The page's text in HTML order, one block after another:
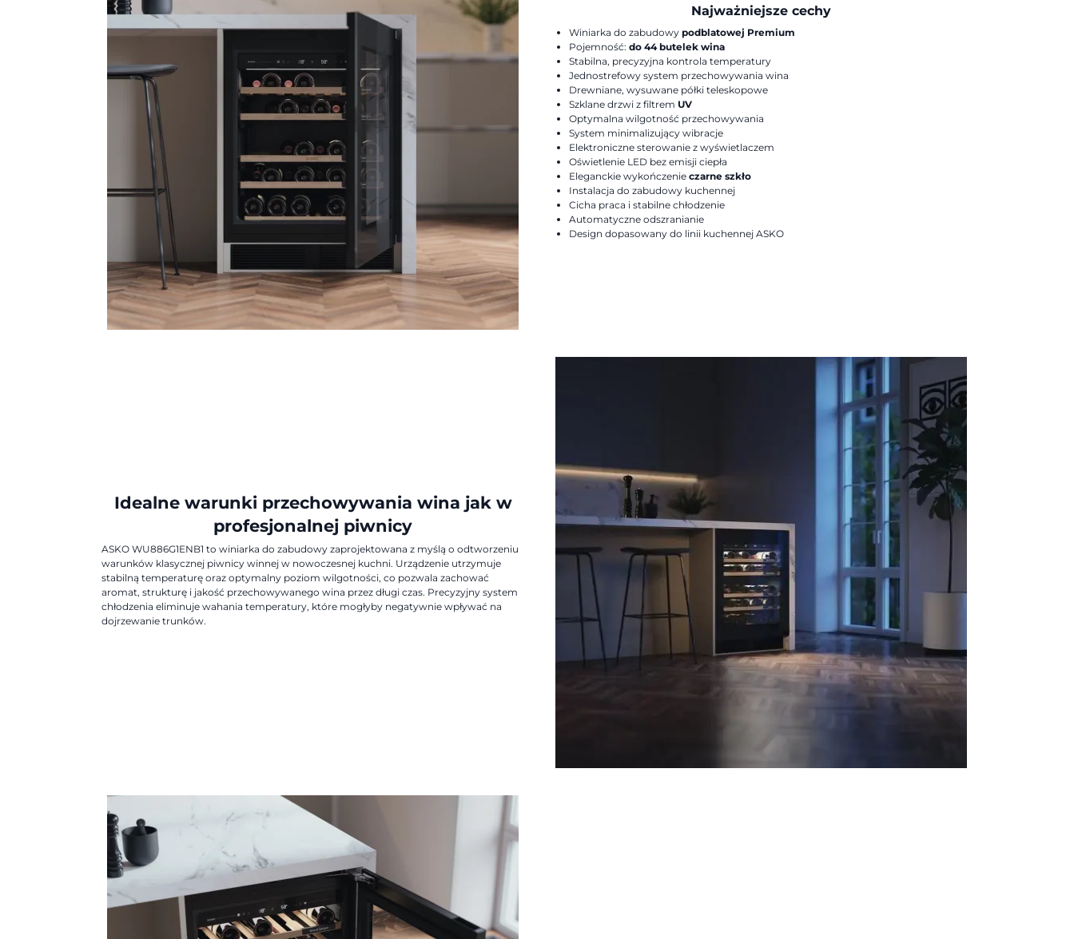
Najważniejsze cechy
Winiarka do zabudowy podblatowej Premium
Pojemność: do 44 butelek wina
Stabilna, precyzyjna kontrola temperatury
Jednostrefowy system przechowywania wina
Drewniane, wysuwane półki teleskopowe
Szklane drzwi z filtrem UV
Optymalna wilgotność przechowywania
System minimalizujący wibracje
Elektroniczne sterowanie z wyświetlaczem
Oświetlenie LED bez emisji ciepła
Eleganckie wykończenie czarne szkło
Instalacja do zabudowy kuchennej
Cicha praca i stabilne chłodzenie
Automatyczne odszranianie
Design dopasowany do linii kuchennej ASKO
Idealne warunki przechowywania wina jak w
profesjonalnej piwnicy
ASKO WU886G1ENB1 to winiarka do zabudowy zaprojektowana z myślą o odtworzeniu
warunków klasycznej piwnicy winnej w nowoczesnej kuchni. Urządzenie utrzymuje
stabilną temperaturę oraz optymalny poziom wilgotności, co pozwala zachować
aromat, strukturę i jakość przechowywanego wina przez długi czas. Precyzyjny system
chłodzenia eliminuje wahania temperatury, które mogłyby negatywnie wpływać na
dojrzewanie trunków.